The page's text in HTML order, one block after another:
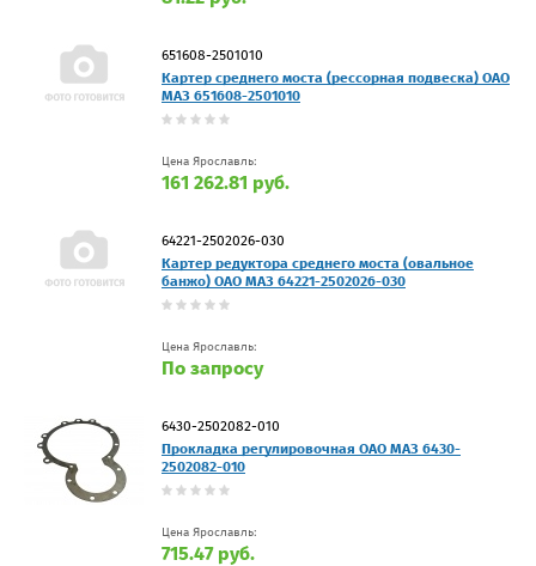
651608-2501010
Картер среднего моста (рессорная подвеска) ОАО
МАЗ 651608-2501010
Цена Ярославль:
161 262.81 руб.
64221-2502026-030
Картер редуктора среднего моста (овальное
банжо) ОАО МАЗ 64221-2502026-030
Цена Ярославль:
По запросу
6430-2502082-010
Прокладка регулировочная ОАО МАЗ 6430-
2502082-010
Цена Ярославль:
715.47 руб.